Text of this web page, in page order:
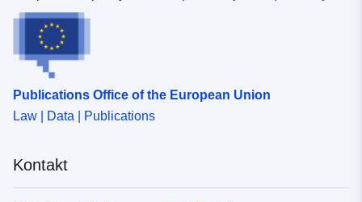
Publications Office of the European Union
Law | Data | Publications
Kontakt